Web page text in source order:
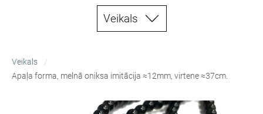
Veikals
Veikals
Apaļa forma, melnā oniksa imitācija ≈12mm, virtene ≈37cm.